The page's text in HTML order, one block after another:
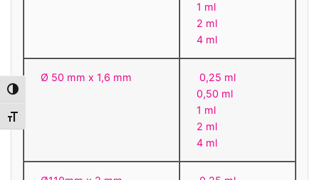
Toggle High Contrast
Toggle Font size
1 ml
2 ml
4 ml
Ø 50 mm x 1,6 mm
0,25 ml
0,50 ml
1 ml
2 ml
4 ml